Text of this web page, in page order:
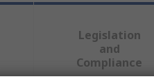
Legislation
and
Compliance